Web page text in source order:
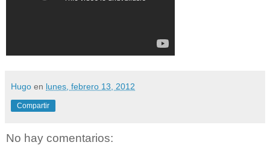
Hugo en lunes, febrero 13, 2012
Compartir
No hay comentarios: